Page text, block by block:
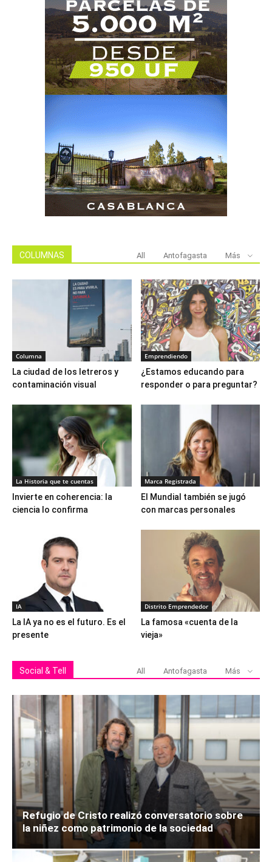
COLUMNAS All Antofagasta Más
Columna
La ciudad de los letreros y
contaminación visual
Emprendiendo
¿Estamos educando para
responder o para preguntar?
La Historia que te cuentas
Invierte en coherencia: la
ciencia lo confirma
Marca Registrada
El Mundial también se jugó
con marcas personales
IA
La IA ya no es el futuro. Es el
presente
Distrito Emprendedor
La famosa «cuenta de la
vieja»
Social & Tell All Antofagasta Más
Refugio de Cristo realizó conversatorio sobre
la niñez como patrimonio de la sociedad